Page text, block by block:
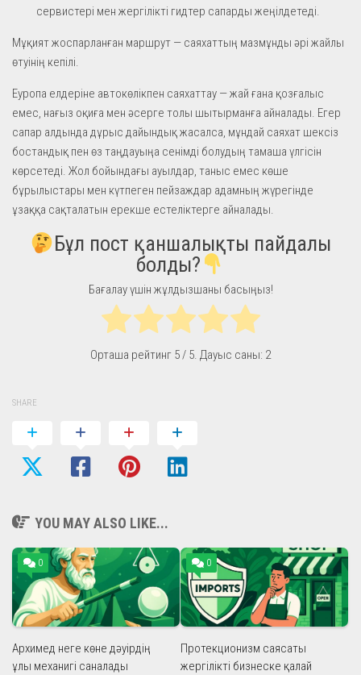
сервистері мен жергілікті гидтер сапарды жеңілдетеді.
Мұқият жоспарланған маршрут — саяхаттың мазмұнды әрі жайлы
өтуінің кепілі.
Еуропа елдеріне автокөлікпен саяхаттау — жай ғана қозғалыс
емес, нағыз оқиға мен әсерге толы шытырманға айналады. Егер
сапар алдында дұрыс дайындық жасалса, мұндай саяхат шексіз
бостандық пен өз таңдауыңа сенімді болудың тамаша үлгісін
көрсетеді. Жол бойындағы ауылдар, таныс емес көше
бұрылыстары мен күтпеген пейзаждар адамның жүрегінде
ұзаққа сақталатын ерекше естеліктерге айналады.
Бұл пост қаншалықты пайдалы
болды?
Бағалау үшін жұлдызшаны басыңыз!
Орташа рейтинг 5/ 5. Дауыс саны: 2
SHARE
YOU MAY ALSO LIKE...
0
Архимед неге көне дәуірдің
ұлы механигі саналады
0
Протекционизм саясаты
жергілікті бизнеске қалай